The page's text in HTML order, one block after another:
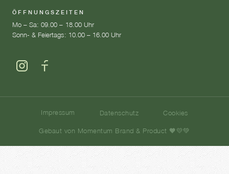
ÖFFNUNGSZEITEN
Mo – Sa: 09.00 – 18.00 Uhr
Sonn- & Feiertags: 10.00 – 16.00 Uhr
Impressum Datenschutz Cookies
Gebaut von Momentum Brand & Product 🧡💛💚